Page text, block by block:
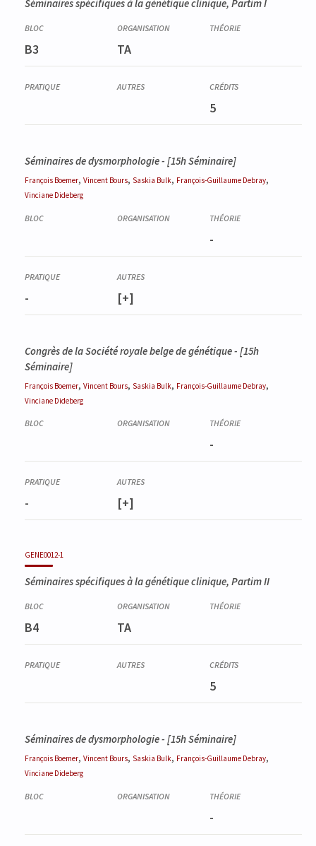
Séminaires spécifiques à la génétique clinique, Partim I
B3 TA
5
Séminaires de dysmorphologie - [15h Séminaire]
François Boemer, Vincent Bours, Saskia Bulk, François-Guillaume Debray,
Vinciane Dideberg
-
- [+]
Congrès de la Société royale belge de génétique - [15h
Séminaire]
François Boemer, Vincent Bours, Saskia Bulk, François-Guillaume Debray,
Vinciane Dideberg
-
- [+]
GENE0012-1
Séminaires spécifiques à la génétique clinique, Partim II
B4 TA
5
Séminaires de dysmorphologie - [15h Séminaire]
François Boemer, Vincent Bours, Saskia Bulk, François-Guillaume Debray,
Vinciane Dideberg
-